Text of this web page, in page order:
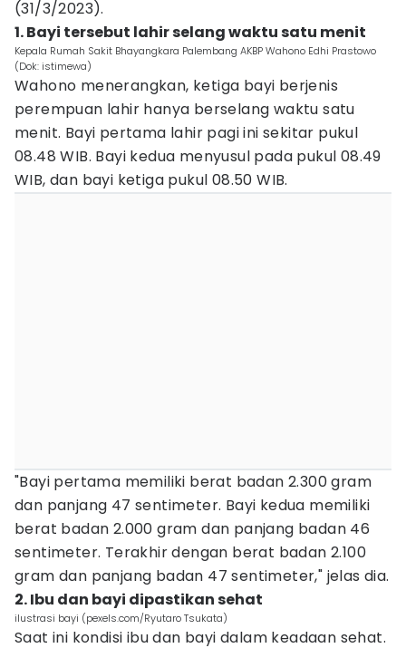
(31/3/2023).
1. Bayi tersebut lahir selang waktu satu menit
Kepala Rumah Sakit Bhayangkara Palembang AKBP Wahono Edhi Prastowo
(Dok: istimewa)
Wahono menerangkan, ketiga bayi berjenis
perempuan lahir hanya berselang waktu satu
menit. Bayi pertama lahir pagi ini sekitar pukul
08.48 WIB. Bayi kedua menyusul pada pukul 08.49
WIB, dan bayi ketiga pukul 08.50 WIB.
"Bayi pertama memiliki berat badan 2.300 gram
dan panjang 47 sentimeter. Bayi kedua memiliki
berat badan 2.000 gram dan panjang badan 46
sentimeter. Terakhir dengan berat badan 2.100
gram dan panjang badan 47 sentimeter," jelas dia.
2. Ibu dan bayi dipastikan sehat
ilustrasi bayi (pexels.com/Ryutaro Tsukata)
Saat ini kondisi ibu dan bayi dalam keadaan sehat.